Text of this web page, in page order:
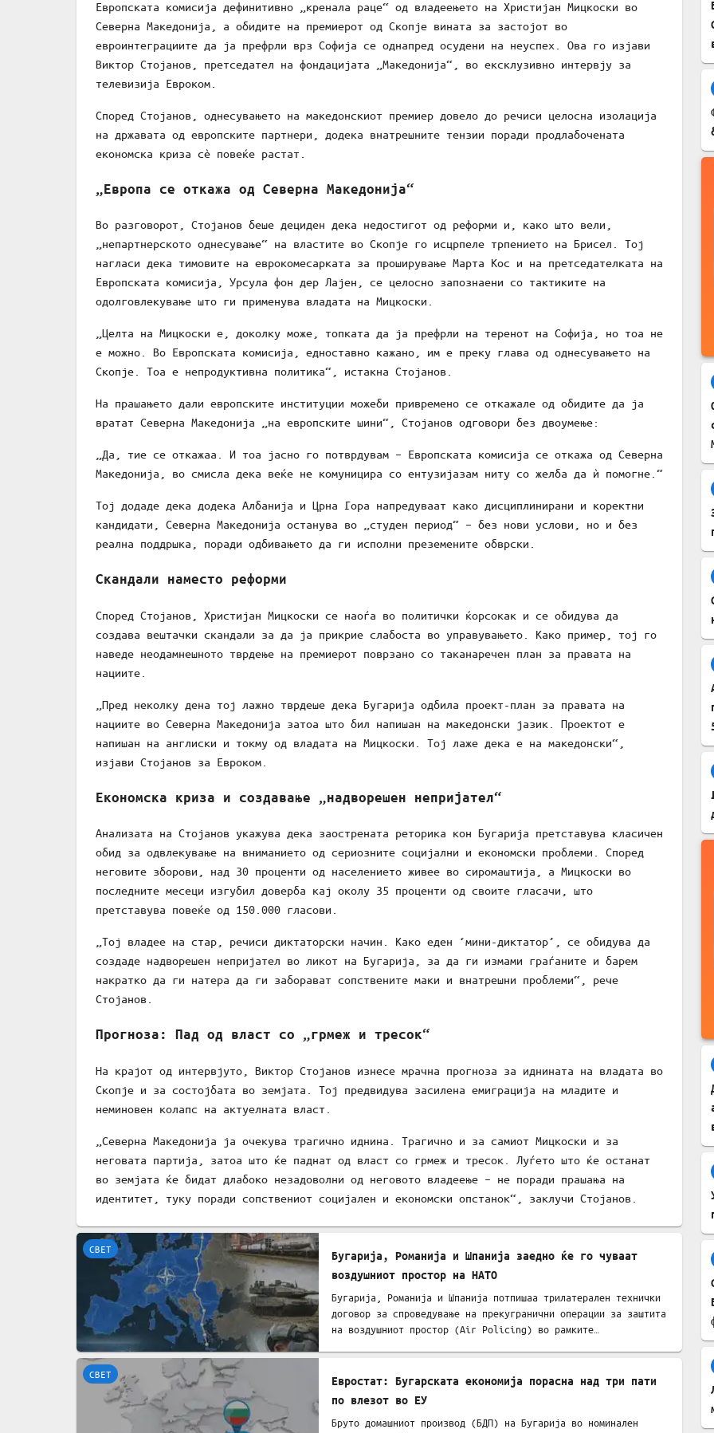
Европската комисија дефинитивно „кренала раце“ од владеењето на Христијан Мицкоски во
Северна Македонија, а обидите на премиерот од Скопје вината за застојот во
евроинтеграциите да ја префрли врз Софија се однапред осудени на неуспех. Ова го изјави
Виктор Стојанов, претседател на фондацијата „Македонија“, во ексклузивно интервју за
телевизија Евроком.
Според Стојанов, однесувањето на македонскиот премиер довело до речиси целосна изолација
на државата од европските партнери, додека внатрешните тензии поради продлабочената
економска криза сè повеќе растат.
„Европа се откажа од Северна Македонија“
Во разговорот, Стојанов беше дециден дека недостигот од реформи и, како што вели,
„непартнерското однесување“ на властите во Скопје го исцрпеле трпението на Брисел. Тој
нагласи дека тимовите на еврокомесарката за проширување Марта Кос и на претседателката на
Европската комисија, Урсула фон дер Лајен, се целосно запознаени со тактиките на
одолговлекување што ги применува владата на Мицкоски.
„Целта на Мицкоски е, доколку може, топката да ја префрли на теренот на Софија, но тоа не
е можно. Во Европската комисија, едноставно кажано, им е преку глава од однесувањето на
Скопје. Тоа е непродуктивна политика“, истакна Стојанов.
На прашањето дали европските институции можеби привремено се откажале од обидите да ја
вратат Северна Македонија „на европските шини“, Стојанов одговори без двоумење:
„Да, тие се откажаа. И тоа јасно го потврдувам – Европската комисија се откажа од Северна
Македонија, во смисла дека веќе не комуницира со ентузијазам ниту со желба да ѝ помогне.“
Тој додаде дека додека Албанија и Црна Гора напредуваат како дисциплинирани и коректни
кандидати, Северна Македонија останува во „студен период“ – без нови услови, но и без
реална поддршка, поради одбивањето да ги исполни преземените обврски.
Скандали наместо реформи
Според Стојанов, Христијан Мицкоски се наоѓа во политички ќорсокак и се обидува да
создава вештачки скандали за да ја прикрие слабоста во управувањето. Како пример, тој го
наведе неодамнешното тврдење на премиерот поврзано со таканаречен план за правата на
нациите.
„Пред неколку дена тој лажно тврдеше дека Бугарија одбила проект-план за правата на
нациите во Северна Македонија затоа што бил напишан на македонски јазик. Проектот е
напишан на англиски и токму од владата на Мицкоски. Тој лаже дека е на македонски“,
изјави Стојанов за Евроком.
Економска криза и создавање „надворешен непријател“
Анализата на Стојанов укажува дека заострената реторика кон Бугарија претставува класичен
обид за одвлекување на вниманието од сериозните социјални и економски проблеми. Според
неговите зборови, над 30 проценти од населението живее во сиромаштија, а Мицкоски во
последните месеци изгубил доверба кај околу 35 проценти од своите гласачи, што
претставува повеќе од 150.000 гласови.
„Тој владее на стар, речиси диктаторски начин. Како еден ‘мини-диктатор’, се обидува да
создаде надворешен непријател во ликот на Бугарија, за да ги измами граѓаните и барем
накратко да ги натера да ги заборават сопствените маки и внатрешни проблеми“, рече
Стојанов.
Прогноза: Пад од власт со „грмеж и тресок“
На крајот од интервјуто, Виктор Стојанов изнесе мрачна прогноза за иднината на владата во
Скопје и за состојбата во земјата. Тој предвидува засилена емиграција на младите и
неминовен колапс на актуелната власт.
„Северна Македонија ја очекува трагично иднина. Трагично и за самиот Мицкоски и за
неговата партија, затоа што ќе паднат од власт со грмеж и тресок. Луѓето што ќе останат
во земјата ќе бидат длабоко незадоволни од неговото владеење – не поради прашања на
идентитет, туку поради сопствениот социјален и економски опстанок“, заклучи Стојанов.
СВЕТ
Бугарија, Романија и Шпанија заедно ќе го чуваат
воздушниот простор на НАТО
Бугарија, Романија и Шпанија потпишаа трилатерален технички
договор за спроведување на прекугранични операции за заштита
на воздушниот простор (Air Policing) во рамките…
СВЕТ
Евростат: Бугарската економија порасна над три пати
по влезот во ЕУ
Бруто домашниот производ (БДП) на Бугарија во номинален